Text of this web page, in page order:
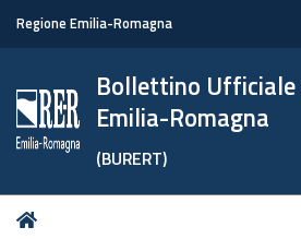
Regione Emilia-Romagna
Bollettino Ufficiale
Emilia-Romagna
(BURERT)
Tu